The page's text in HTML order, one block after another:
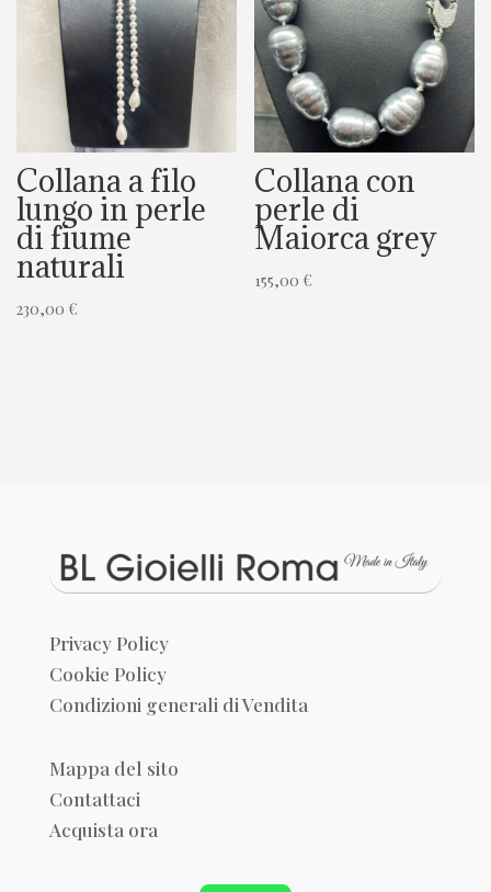
Collana a filo
lungo in perle
di fiume
naturali
230,00 €
Collana con
perle di
Maiorca grey
155,00 €
Privacy Policy
Cookie Policy
Condizioni generali di Vendita
Mappa del sito
Contattaci
Acquista ora